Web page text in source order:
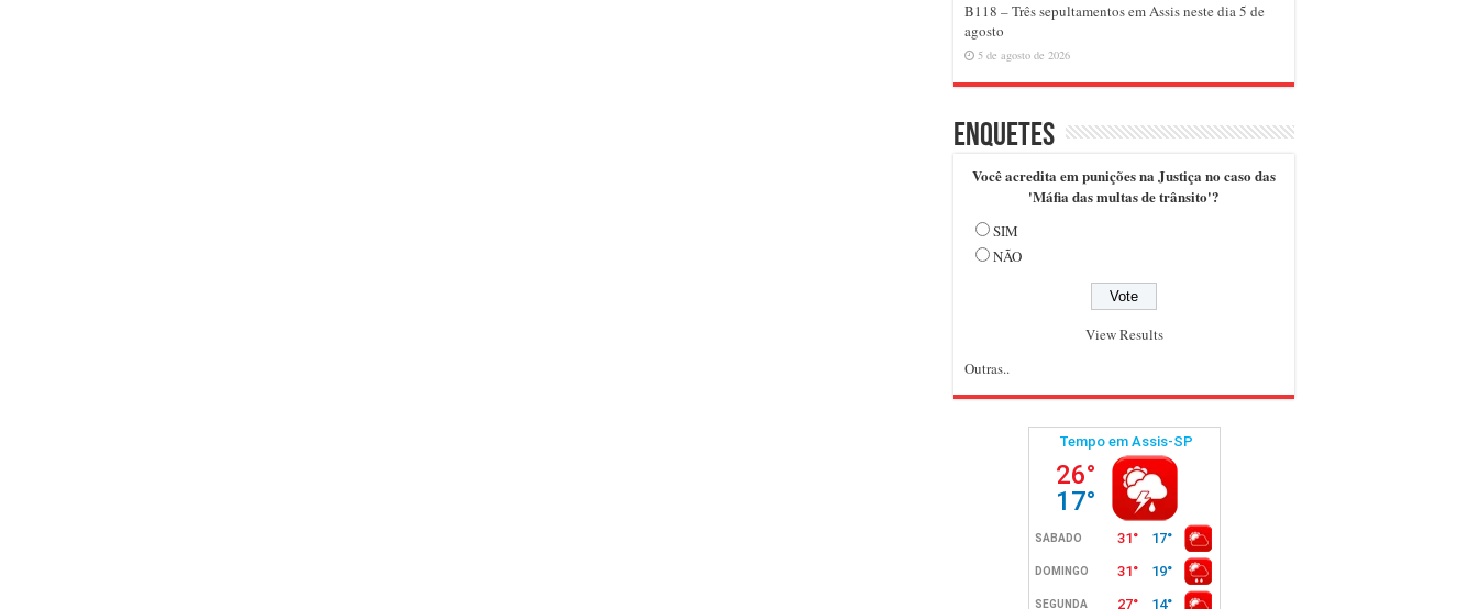
B118 – Três sepultamentos em Assis neste dia 5 de
agosto
5 de agosto de 2026
Enquetes
Você acredita em punições na Justiça no caso das
'Máfia das multas de trânsito'?
SIM
NÃO
View Results
Outras..